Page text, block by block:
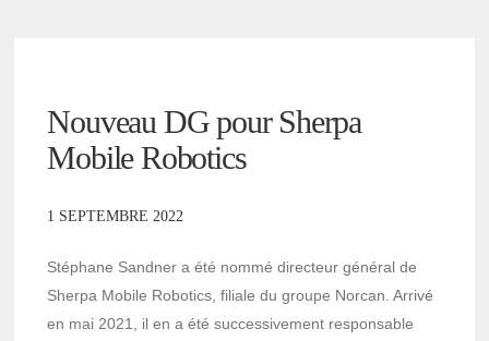
Nouveau DG pour Sherpa
Mobile Robotics
1 SEPTEMBRE 2022
Stéphane Sandner a été nommé directeur général de
Sherpa Mobile Robotics, filiale du groupe Norcan. Arrivé
en mai 2021, il en a été successivement responsable